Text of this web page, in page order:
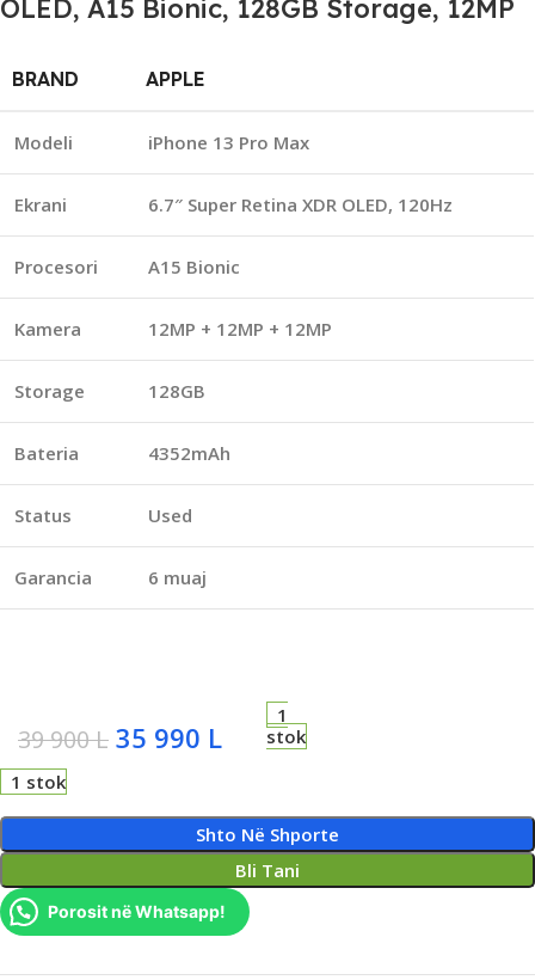
OLED, A15 Bionic, 128GB Storage, 12MP
BRAND APPLE
Modeli iPhone 13 Pro Max
Ekrani 6.7″ Super Retina XDR OLED, 120Hz
Procesori A15 Bionic
Kamera 12MP + 12MP + 12MP
Storage 128GB
Bateria 4352mAh
Status Used
Garancia 6 muaj
39 900L 35 990 L
1
stok
1 stok
Shto Në Shporte
Bli Tani
Porosit në Whatsapp!